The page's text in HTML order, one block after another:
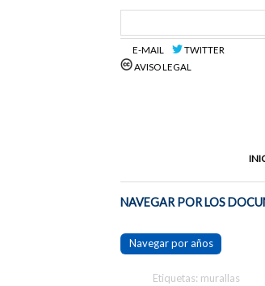
E-MAIL
TWITTER
AVISO LEGAL
NAVEGAR POR LOS
Navegar por años
Etiquetas: murallas